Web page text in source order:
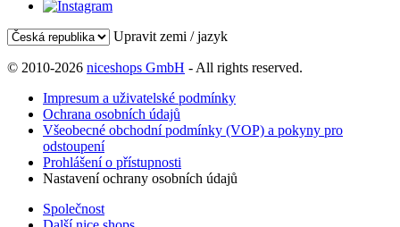
Upravit zemi / jazyk
© 2010-2026 niceshops GmbH - All rights reserved.
Impresum a uživatelské podmínky
Ochrana osobních údajů
Všeobecné obchodní podmínky (VOP) a pokyny pro
odstoupení
Prohlášení o přístupnosti
Nastavení ochrany osobních údajů
Společnost